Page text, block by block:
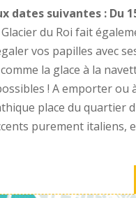
dates suivantes : Du
du Roi fait
vos papilles avec
la glace à la
! A emporter ou
place du quartier
purement italiens,